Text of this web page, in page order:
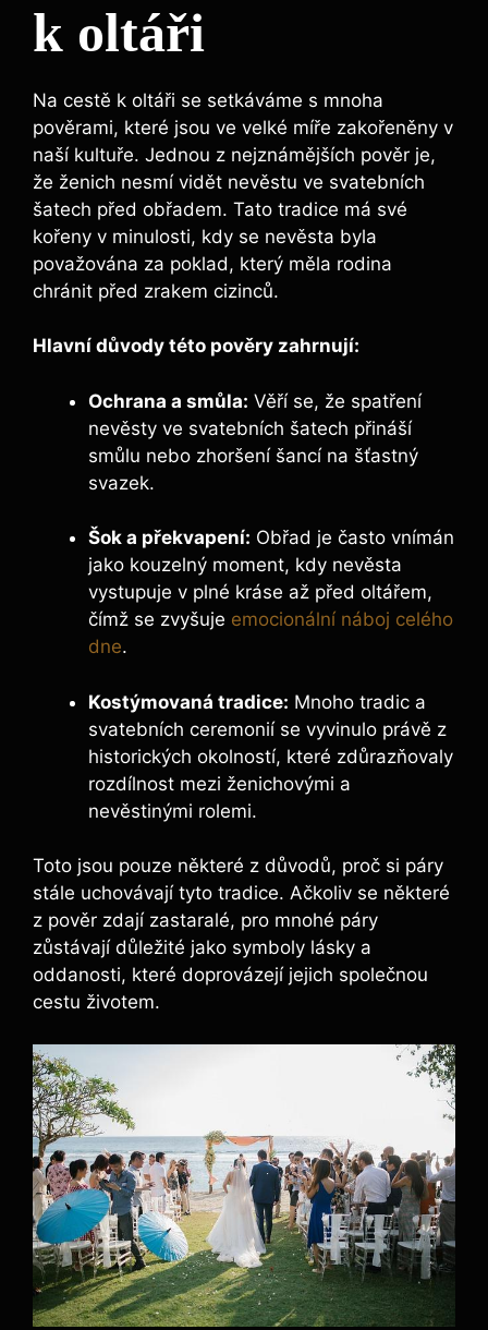
k oltáři
Na cestě k oltáři se setkáváme s mnoha
pověrami, které jsou ve velké míře zakořeněny v
naší kultuře. Jednou z nejznámějších pověr je,
že ženich nesmí vidět nevěstu ve svatebních
šatech před obřadem. Tato tradice má své
kořeny v minulosti, kdy se nevěsta byla
považována za poklad, který měla rodina
chránit před zrakem cizinců.
Hlavní důvody této pověry zahrnují:
Ochrana a smůla: Věří se, že spatření
nevěsty ve svatebních šatech přináší
smůlu nebo zhoršení šancí na šťastný
svazek.
Šok a překvapení: Obřad je často vnímán
jako kouzelný moment, kdy nevěsta
vystupuje v plné kráse až před oltářem,
čímž se zvyšuje emocionální náboj celého
dne.
Kostýmovaná tradice: Mnoho tradic a
svatebních ceremonií se vyvinulo právě z
historických okolností, které zdůrazňovaly
rozdílnost mezi ženichovými a
nevěstinými rolemi.
Toto jsou pouze některé z důvodů, proč si páry
stále uchovávají tyto tradice. Ačkoliv se některé
z pověr zdají zastaralé, pro mnohé páry
zůstávají důležité jako symboly lásky a
oddanosti, které doprovázejí jejich společnou
cestu životem.